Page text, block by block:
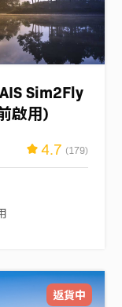
Sim2Fly
啟用)
4.7 (179)
返貨中